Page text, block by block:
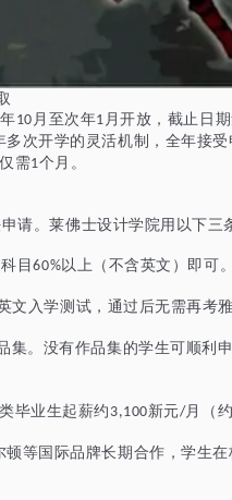
10 月至次年1 月开放，截止日
次开学的灵活机制，全年接
需1个月。
请。莱佛士设计学院用以下三
目60%以上（不含英文）即可
文入学测试，通过后无需再考
集。没有作品集的学生可顺利申
毕业生起薪约 3,100新元/月（约
等国际品牌长期合作，学生